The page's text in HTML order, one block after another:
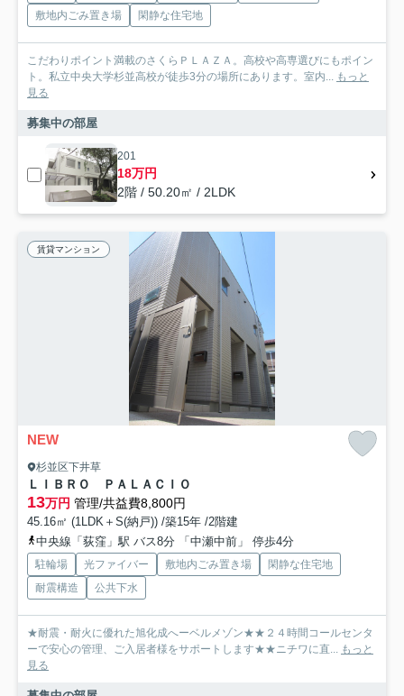
敷地内ごみ置き場
閑静な住宅地
こだわりポイント満載のさくらＰＬＡＺＡ。高校や高専選びにもポイン
ト。私立中央大学杉並高校が徒歩3分の場所にあります。室内... もっと
見る
募集中の部屋
201
18万円
2階 / 50.20㎡ / 2LDK
賃貸マンション
NEW
杉並区下井草
ＬＩＢＲＯ ＰＡＬＡＣＩＯ
13万円 管理/共益費8,800円
45.16㎡ (1LDK＋S(納戸)) /築15年 /2階建
中央線「荻窪」駅 バス8分 「中瀬中前」 停歩4分
駐輪場 光ファイバー 敷地内ごみ置き場
閑静な住宅地
耐震構造
公共下水
★耐震・耐火に優れた旭化成へーベルメゾン★★２４時間コールセンタ
ーで安心の管理、ご入居者様をサポートします★★ニチワに直... もっと
見る